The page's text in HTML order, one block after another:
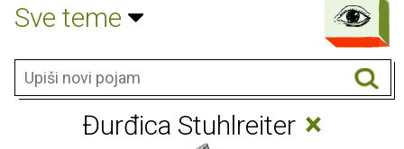
Sve teme
Đurđica Stuhlreiter ×